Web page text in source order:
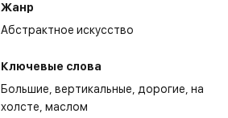
Жанр
Абстрактное искусство
Ключевые слова
Большие вертикальные дорогие на
холсте маслом